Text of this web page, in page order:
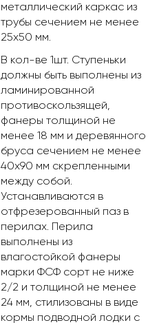
металлический каркас из
трубы сечением не менее
25х50 мм.
В кол-ве 1шт. Ступеньки
должны быть выполнены из
ламинированной
противоскользящей,
фанеры толщиной не
менее 18 мм и деревянного
бруса сечением не менее
40х90 мм скрепленными
между собой.
Устанавливаются в
отфрезерованный паз в
перилах. Перила
выполнены из
влагостойкой фанеры
марки ФСФ сорт не ниже
2/2 и толщиной не менее
24 мм, стилизованы в виде
кормы подводной лодки с